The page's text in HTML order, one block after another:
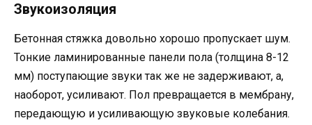
Звукоизоляция
Бетонная стяжка довольно хорошо пропускает шум.
Тонкие ламинированные панели пола (толщина 8-12
мм) поступающие звуки так же не задерживают, а,
наоборот, усиливают. Пол превращается в мембрану,
передающую и усиливающую звуковые колебания.